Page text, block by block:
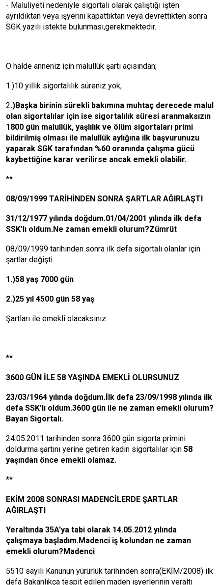
- Maluliyeti nedeniyle sigortalı olarak çalıştığı işten
ayrıldıktan veya işyerini kapattıktan veya devrettikten sonra
SGK yazılı istekte bulunması,gerekmektedir.
O halde anneniz için malullük şartı açısından;
1.)10 yıllık sigortalılık süreniz yok,
2.)Başka birinin sürekli bakımına muhtaç derecede malul
olan sigortalılar için ise sigortalılık süresi aranmaksızın
1800 gün malullük, yaşlılık ve ölüm sigortaları primi
bildirilmiş olması ile malullük aylığına ilk başvurunuzu
yaparak SGK tarafından %60 oranında çalışma gücü
kaybettiğine karar verilirse ancak emekli olabilir.
**
08/09/1999 TARİHİNDEN SONRA ŞARTLAR AĞIRLAŞTI
31/12/1977 yılında doğdum.01/04/2001 yılında ilk defa
SSK’lı oldum.Ne zaman emekli olurum?Zümrüt
08/09/1999 tarihinden sonra ilk defa sigortalı olanlar için
şartlar değişti.
1.)58 yaş 7000 gün
2.)25 yıl 4500 gün 58 yaş
Şartları ile emekli olacaksınız.
**
3600 GÜN İLE 58 YAŞINDA EMEKLİ OLURSUNUZ
23/03/1964 yılında doğdum.İlk defa 23/09/1998 yılında ilk
defa SSK’lı oldum.3600 gün ile ne zaman emekli olurum?
Bayan Sigortalı.
24.05.2011 tarihinden sonra 3600 gün sigorta primini
doldurma şartını yerine getiren kadın sigortalılar için 58
yaşından önce emekli olamaz.
**
EKİM 2008 SONRASI MADENCİLERDE ŞARTLAR
AĞIRLAŞTI
Yeraltında 35A'ya tabi olarak 14.05.2012 yılında
çalışmaya başladım.Madenci iş kolundan ne zaman
emekli olurum?Madenci
5510 sayılı Kanunun yürürlük tarihinden sonra(EKİM/2008) ilk
defa Bakanlıkça tespit edilen maden işyerlerinin yeraltı